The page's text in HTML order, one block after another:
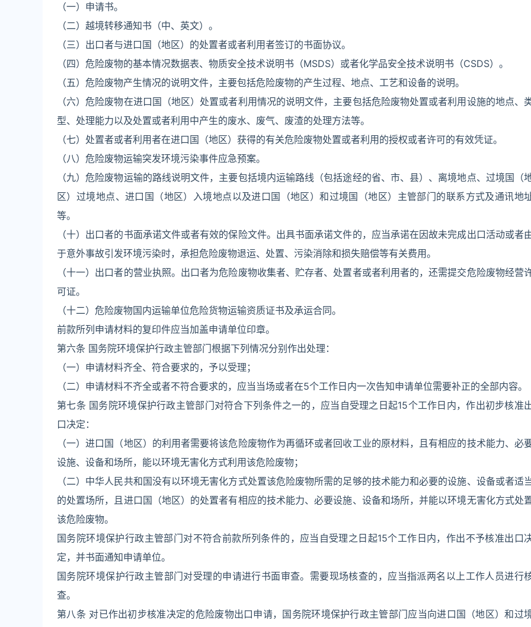
（一）申请书。
（二）越境转移通知书（中、英文）。
（三）出口者与进口国（地区）的处置者或者利用者签订的书面协议。
（四）危险废物的基本情况数据表、物质安全技术说明书（MSDS）或者化学品安全技术说明书（CSDS）。
（五）危险废物产生情况的说明文件，主要包括危险废物的产生过程、地点、工艺和设备的说明。
（六）危险废物在进口国（地区）处置或者利用情况的说明文件，主要包括危险废物处置或者利用设施的地点、
型、处理能力以及处置或者利用中产生的废水、废气、废渣的处理方法等。
（七）处置者或者利用者在进口国（地区）获得的有关危险废物处置或者利用的授权或者许可的有效凭证。
（八）危险废物运输突发环境污染事件应急预案。
（九）危险废物运输的路线说明文件，主要包括境内运输路线（包括途经的省、市、县）、离境地点、过境国（
区）过境地点、进口国（地区）入境地点以及进口国（地区）和过境国（地区）主管部门的联系方式及通讯地
等。
（十）出口者的书面承诺文件或者有效的保险文件。出具书面承诺文件的，应当承诺在因故未完成出口活动或者
于意外事故引发环境污染时，承担危险废物退运、处置、污染消除和损失赔偿等有关费用。
（十一）出口者的营业执照。出口者为危险废物收集者、贮存者、处置者或者利用者的，还需提交危险废物经营
可证。
（十二）危险废物国内运输单位危险货物运输资质证书及承运合同。
前款所列申请材料的复印件应当加盖申请单位印章。
第六条 国务院环境保护行政主管部门根据下列情况分别作出处理：
（一）申请材料齐全、符合要求的，予以受理；
（二）申请材料不齐全或者不符合要求的，应当当场或者在5个工作日内一次告知申请单位需要补正的全部内容。
第七条 国务院环境保护行政主管部门对符合下列条件之一的，应当自受理之日起15个工作日内，作出初步核准
口决定：
（一）进口国（地区）的利用者需要将该危险废物作为再循环或者回收工业的原材料，且有相应的技术能力、必
设施、设备和场所，能以环境无害化方式利用该危险废物；
（二）中华人民共和国没有以环境无害化方式处置该危险废物所需的足够的技术能力和必要的设施、设备或者适
的处置场所，且进口国（地区）的处置者有相应的技术能力、必要设施、设备和场所，并能以环境无害化方式处
该危险废物。
国务院环境保护行政主管部门对不符合前款所列条件的，应当自受理之日起15个工作日内，作出不予核准出口
定，并书面通知申请单位。
国务院环境保护行政主管部门对受理的申请进行书面审查。需要现场核查的，应当指派两名以上工作人员进行
查。
第八条 对已作出初步核准决定的危险废物出口申请，国务院环境保护行政主管部门应当向进口国（地区）和过